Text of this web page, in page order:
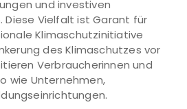
und investiven
Diese Vielfalt ist Garant für
Klimaschutzinitiative
des Klimaschutzes vor
Verbraucherinnen und
wie Unternehmen,